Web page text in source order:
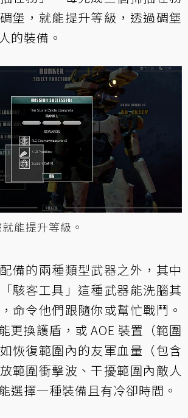
堡，就能提升等級，透過碉堡
的裝備。
能提升等級。
備的兩種類型武器之外，其中
駭客工具」這種武器能洗腦其
命令他們跟隨你或幫忙戰鬥。
更換護盾，或 AOE 裝置（範圍
恢復範圍內的友軍血量（包含
範圍衝擊波、干擾範圍內敵人
選擇一種裝備且有冷卻時間。